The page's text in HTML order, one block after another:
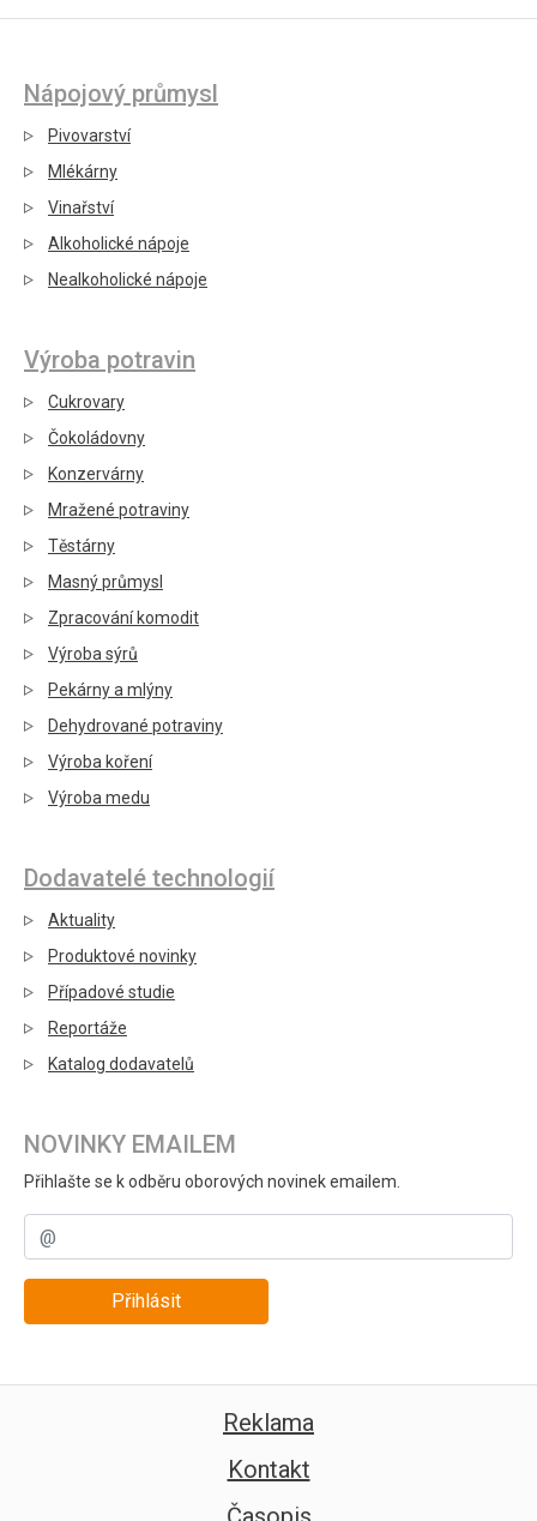
Nápojový průmysl
Pivovarství
Mlékárny
Vinařství
Alkoholické nápoje
Nealkoholické nápoje
Výroba potravin
Cukrovary
Čokoládovny
Konzervárny
Mražené potraviny
Těstárny
Masný průmysl
Zpracování komodit
Výroba sýrů
Pekárny a mlýny
Dehydrované potraviny
Výroba koření
Výroba medu
Dodavatelé technologií
Aktuality
Produktové novinky
Případové studie
Reportáže
Katalog dodavatelů
NOVINKY EMAILEM
Přihlašte se k odběru oborových novinek emailem.
Přihlásit
Reklama
Kontakt